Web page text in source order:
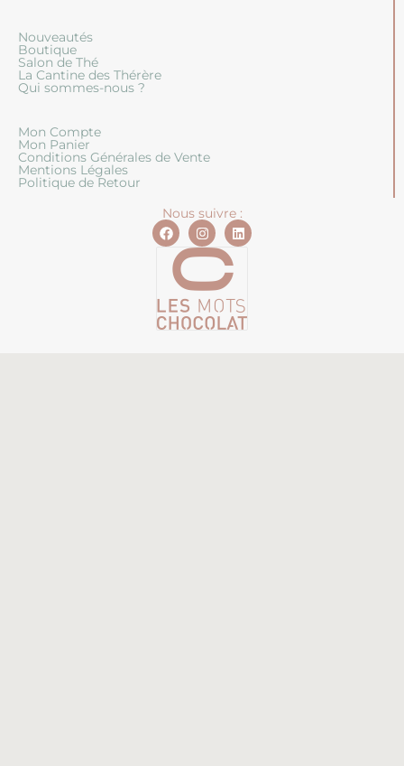
Nouveautés
Boutique
Salon de Thé
La Cantine des Thérère
Qui sommes-nous ?
Mon Compte
Mon Panier
Conditions Générales de Vente
Mentions Légales
Politique de Retour
Nous suivre :